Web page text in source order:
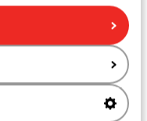
in Kreta